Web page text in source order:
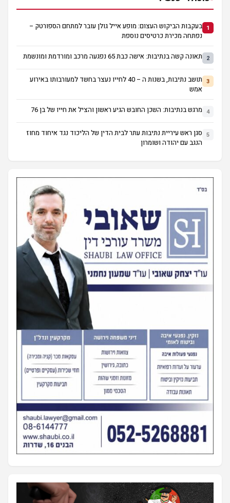
1 בעקבות הביקוש העצום: מופע אייל גולן עובר למתחם הספורטק –
נפתחה מכירת כרטיסים נוספת
2 תאונה קשה בנתיבות: אישה כבת 65 נפגעה מרכב ומורדמת ומונשמת
3
תושב נתיבות, בשנות ה – 40 לחייו נעצר בחשד למעורבותו באירוע
אמש
4 מרגש בנתיבות: השכן החובש הגיע ראשון והציל את חייו של בן 76
5 סגן ראש עיריית נתיבות עתר לבית הדין של הליכוד נגד איחוד מחוז
הנגב עם יהודה ושומרון